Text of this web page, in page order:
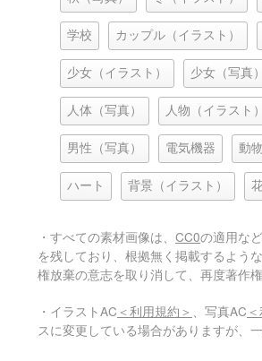
学校 カップル（イラスト）
少女（イラスト） 少女（写真）
人体（写真） 人物（イラスト）
男性（写真） 電気機器 動
ハート 背景（イラスト）
・すべての素材画像は、 CC0の適用な
を残しており、根拠無く掲載するよう
権放棄の意志を取り消して、再度著作
・イラストAC ＜利用規約＞ 、写真AC
スに変更している場合がありますが、